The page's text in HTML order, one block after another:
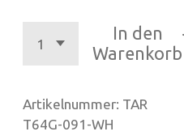
In den
Warenkorb
Artikelnummer: TAR
T64G-091-WH